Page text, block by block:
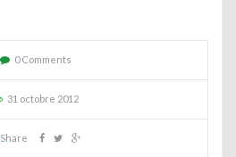
0 Comments
31 octobre 2012
Share